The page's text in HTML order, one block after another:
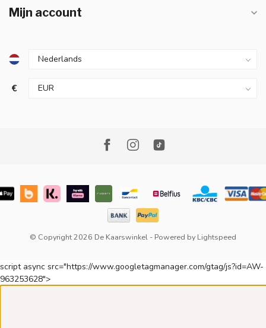
Mijn account
€
© Copyright 2026 De Kaarswinkel - Powered by Lightspeed
script async src="https://www.googletagmanager.com/gtag/js?id=AW-
963253628">